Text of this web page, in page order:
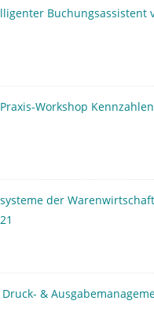
Buchungsassistent
Workshop
der
&